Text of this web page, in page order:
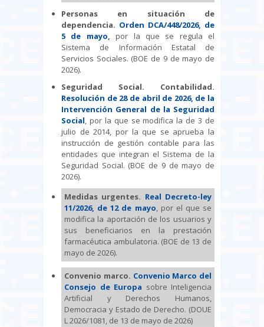
Personas en situación de
dependencia. Orden DCA/448/2026, de
5 de mayo, por la que se regula el
Sistema de Información Estatal de
Servicios Sociales. (BOE de 9 de mayo de
2026).
Seguridad Social. Contabilidad.
Resolución de 28 de abril de 2026, de la
Intervención General de la Seguridad
Social, por la que se modifica la de 3 de
julio de 2014, por la que se aprueba la
instrucción de gestión contable para las
entidades que integran el Sistema de la
Seguridad Social. (BOE de 9 de mayo de
2026).
Medidas urgentes. Real Decreto-ley
11/2026, de 12 de mayo, por el que se
modifica la aportación de los usuarios y
sus beneficiarios en la prestación
farmacéutica ambulatoria. (BOE de 13 de
mayo de 2026).
Convenio marco. Convenio Marco del
Consejo de Europa sobre Inteligencia
Artificial y Derechos Humanos,
Democracia y Estado de Derecho. (DOUE
L 2026/1081, de 13 de mayo de 2026)